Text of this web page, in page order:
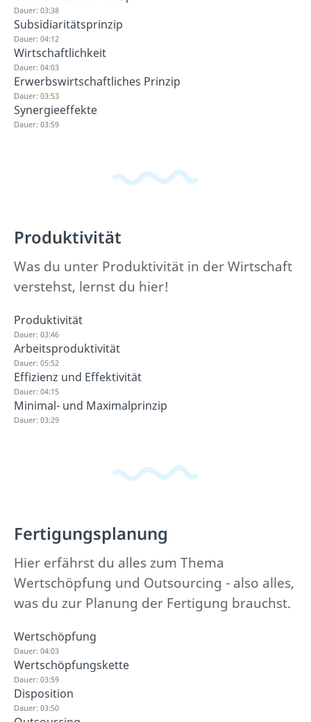
Dauer: 03:38
Subsidiaritätsprinzip
Dauer: 04:12
Wirtschaftlichkeit
Dauer: 04:03
Erwerbswirtschaftliches Prinzip
Dauer: 03:53
Synergieeffekte
Dauer: 03:59
Produktivität
Was du unter Produktivität in der Wirtschaft
verstehst, lernst du hier!
Produktivität
Dauer: 03:46
Arbeitsproduktivität
Dauer: 05:52
Effizienz und Effektivität
Dauer: 04:15
Minimal- und Maximalprinzip
Dauer: 03:29
Fertigungsplanung
Hier erfährst du alles zum Thema
Wertschöpfung und Outsourcing - also alles,
was du zur Planung der Fertigung brauchst.
Wertschöpfung
Dauer: 04:03
Wertschöpfungskette
Dauer: 03:59
Disposition
Dauer: 03:50